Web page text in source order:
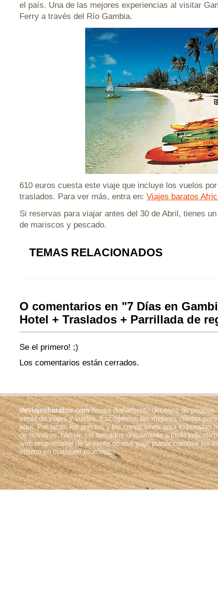
el país. Una de las mejores experiencias al visitar
Ferry a través del Río Gambia.
610 euros cuesta este viaje que incluye los vuelos
traslados. Para ver más, entra en: Viajes baratos
Si reservas para viajar antes del 30 de Abril, tienes
de mariscos y pescado.
TEMAS RELACIONADOS
O comentarios en "7 Días en
Hotel + Traslados + Parrillada de
Se el primero! ;)
Los comentarios están cerrados.
deviajesbaratos.comrevisa diariamente decenas de páginas
venta de viajes y vuelos. Escogemos las mejores ofertas
aquí. Por tanto, los precios y las condiciones aquí expuestas
de nosotros, han de ser tomados únicamente a título
web responsable de la venta de ese viaje puede cambiar las
mismo en cualquier momento.